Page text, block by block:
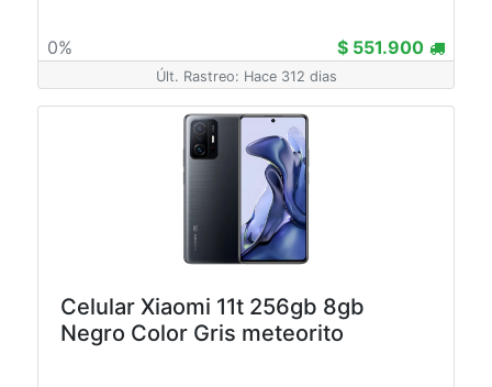
0% $ 551.900
Últ. Rastreo: Hace 312 dias
Celular Xiaomi 11t 256gb 8gb
Negro Color Gris meteorito